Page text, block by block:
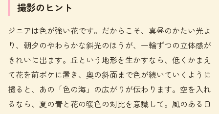
撮影のヒント
ジニアは色が強い花です。だからこそ、真昼のかたい光よ
り、朝夕のやわらかな斜光のほうが、一輪ずつの立体感が
きれいに出ます。丘という地形を生かすなら、低くかまえ
て花を前ボケに置き、奥の斜面まで色が続いていくように
撮ると、あの「色の海」の広がりが伝わります。空を入れ
るなら、夏の青と花の暖色の対比を意識して。風のある日